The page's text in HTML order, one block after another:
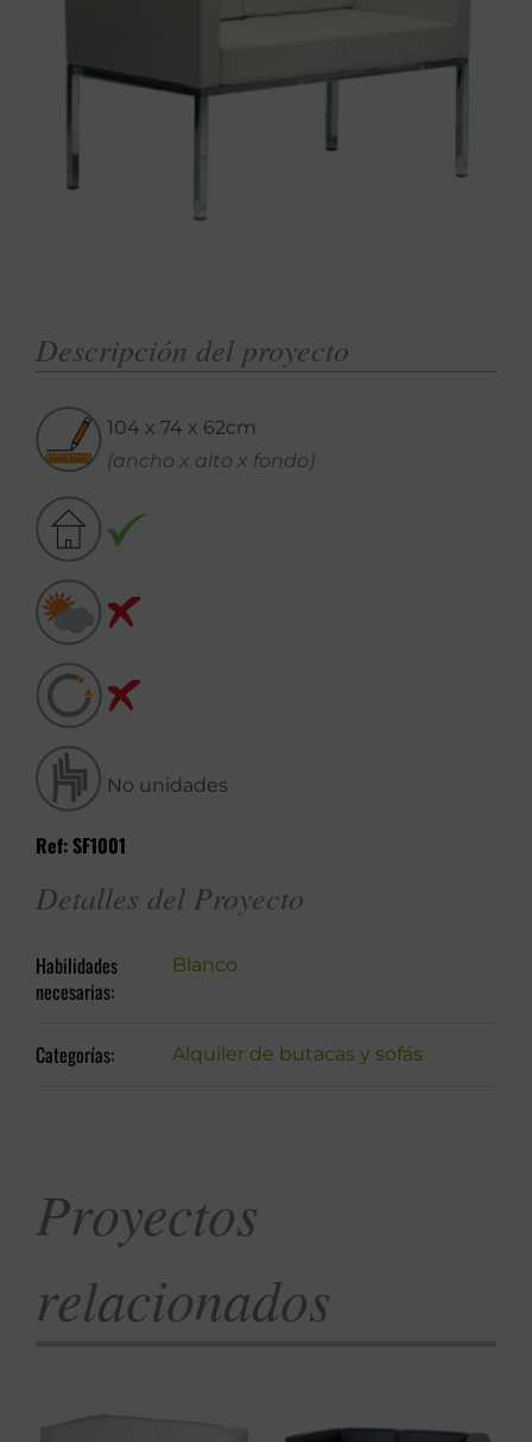
Descripción del proyecto
104 x 74 x 62cm
(ancho x alto x fondo)
No unidades
Ref: SF1001
Detalles del Proyecto
Habilidades
necesarias:
Blanco
Categorías: Alquiler de butacas y sofás
Proyectos
relacionados